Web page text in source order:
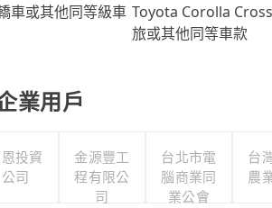
車或其他同等級車 Toyota Corolla
旅或其他同等車款
業用戶
投資
公司
金源豐工
程有限公
司
台北市電
腦商業同
業公會
台
農